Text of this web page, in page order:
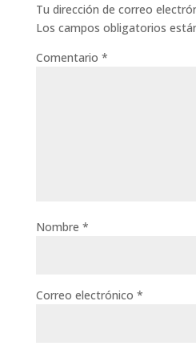
Tu dirección de correo
Los campos obligatorios
Comentario *
Nombre *
Correo electrónico *